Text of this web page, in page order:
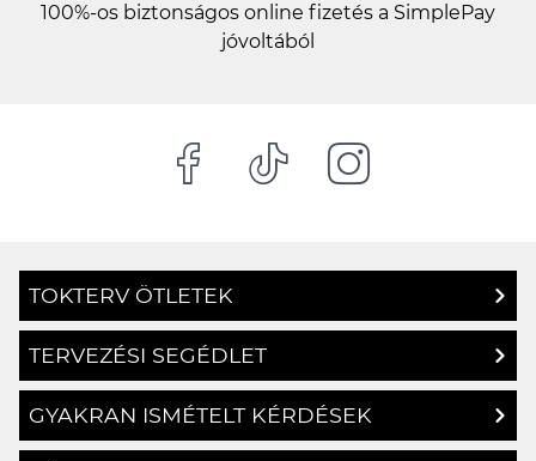
100%-os biztonságos online fizetés a SimplePay
jóvoltából
TOKTERV ÖTLETEK
TERVEZÉSI SEGÉDLET
GYAKRAN ISMÉTELT KÉRDÉSEK